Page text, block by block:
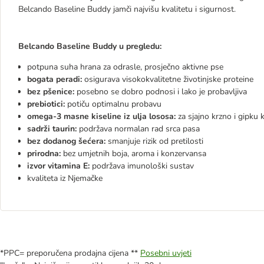
Belcando Baseline Buddy jamči najvišu kvalitetu i sigurnost.
Belcando Baseline Buddy u pregledu:
potpuna suha hrana za odrasle, prosječno aktivne pse
bogata peradi: osigurava visokokvalitetne životinjske proteine
bez pšenice: posebno se dobro podnosi i lako je probavljiva
prebiotici: potiču optimalnu probavu
omega-3 masne kiseline iz ulja lososa: za sjajno krzno i ​​gipku
sadrži taurin: podržava normalan rad srca pasa
bez dodanog šećera: smanjuje rizik od pretilosti
prirodna: bez umjetnih boja, aroma i konzervansa
izvor vitamina E: podržava imunološki sustav
kvaliteta iz Njemačke
*PPC= preporučena prodajna cijena ** Posebni uvjeti